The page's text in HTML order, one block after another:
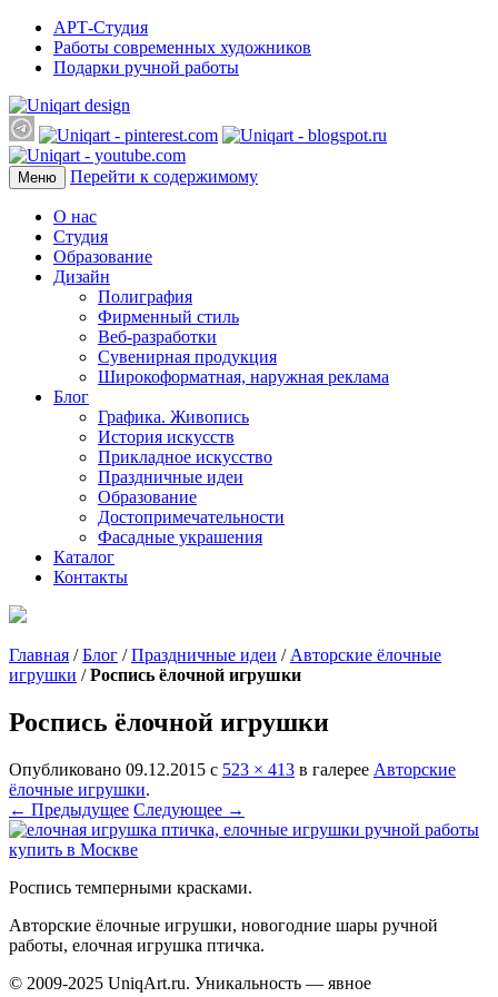
АРТ-Студия
Работы современных художников
Подарки ручной работы
Меню Перейти к содержимому
О нас
Студия
Образование
Дизайн
Полиграфия
Фирменный стиль
Веб-разработки
Сувенирная продукция
Широкоформатная, наружная реклама
Блог
Графика. Живопись
История искусств
Прикладное искусство
Праздничные идеи
Образование
Достопримечательности
Фасадные украшения
Каталог
Контакты
Главная /Блог /Праздничные идеи / Авторские ёлочные
игрушки /Роспись ёлочной игрушки
Роспись ёлочной игрушки
Опубликовано 09.12.2015 с 523 × 413 в галерее Авторские
ёлочные игрушки.
← Предыдущее Следующее →
Роспись темперными красками.
Авторские ёлочные игрушки, новогодние шары ручной
работы, елочная игрушка птичка.
© 2009-2025 UniqАrt.ru. Уникальность — явное